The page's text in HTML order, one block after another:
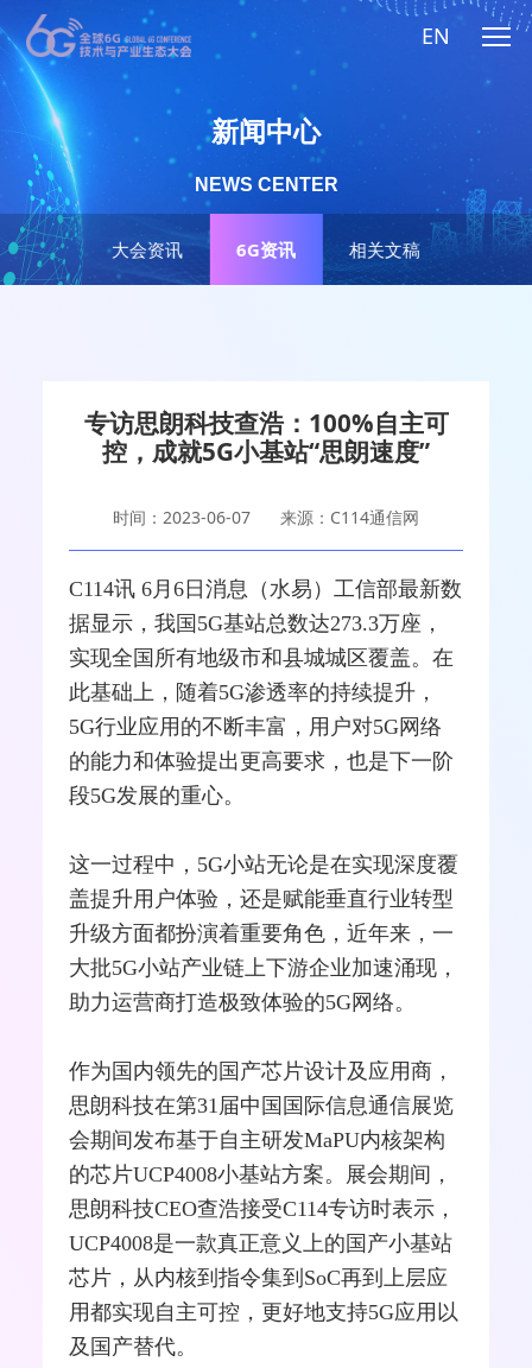
EN
大会资讯 6G资讯 相关文稿
新闻中心
NEWS CENTER
专访思朗科技查浩：100%自主可
控，成就5G小基站“思朗速度”
时间：2023-06-07 来源：C114通信网
C114讯 6月6日消息（水易） 工信部最新数
据显示，我国 5G基站总数达273.3万座，
实现全国所有地级市和县城城区覆盖。在
此基础上，随着5G渗透率的持续提升，
5G行业应用的不断丰富，用户对5G网络
的能力和体验提出更高要求，也是下一阶
段5G发展的重心。
这一过程中，5G小站无论是在实现深度覆
盖提升用户体验，还是赋能垂直行业转型
升级方面都扮演着重要角色，近年来，一
大批5G小站产业链上下游企业加速涌现，
助力运营商打造极致体验的5G网络。
作为国内领先的国产芯片设计及应用商，
思朗科技在第31届中国国际信息通信展览
会期间发布基于自主研发MaPU内核架构
的芯片UCP4008小基站方案。展会期间，
思朗科技CEO查浩接受C114专访时表示，
UCP4008是一款真正意义上的国产小基站
芯片，从内核到指令集到SoC再到上层应
用都实现自主可控，更好地支持5G应用以
及国产替代。